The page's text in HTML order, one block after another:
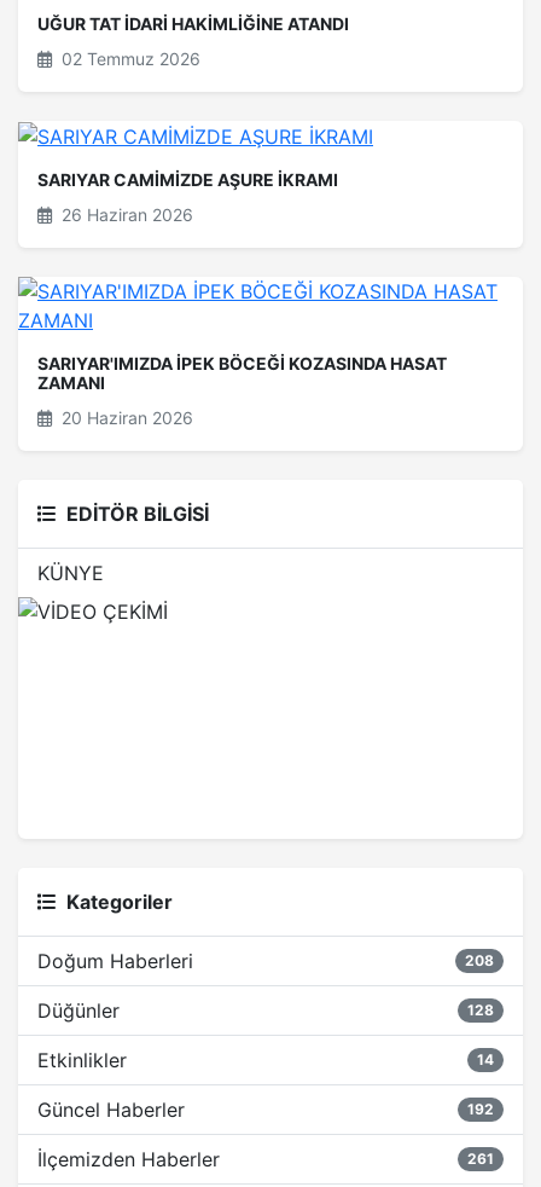
UĞUR TAT İDARİ HAKİMLİĞİNE ATANDI
02 Temmuz 2026
SARIYAR CAMİMİZDE AŞURE İKRAMI
26 Haziran 2026
SARIYAR'IMIZDA İPEK BÖCEĞİ KOZASINDA HASAT
ZAMANI
20 Haziran 2026
EDİTÖR BİLGİSİ
KÜNYE
Kategoriler
Doğum Haberleri 208
Düğünler 128
Etkinlikler 14
Güncel Haberler 192
İlçemizden Haberler 261